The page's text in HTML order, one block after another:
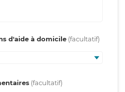
d'aide à domicile